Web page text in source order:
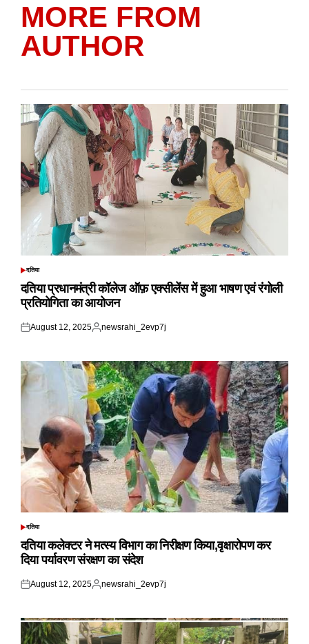
MORE FROM
AUTHOR
POSTED
दतिया
दतिया प्रधानमंत्री कॉलेज ऑफ़ एक्सीलेंस में हुआ भाषण एवं रंगोली
प्रतियोगिता का आयोजन
Posted
August 12, 2025
Posted
newsrahi_2evp7j
POSTED
दतिया
दतिया कलेक्टर ने मत्स्य विभाग का निरीक्षण किया,वृक्षारोपण कर
दिया पर्यावरण संरक्षण का संदेश
Posted
August 12, 2025
Posted
newsrahi_2evp7j